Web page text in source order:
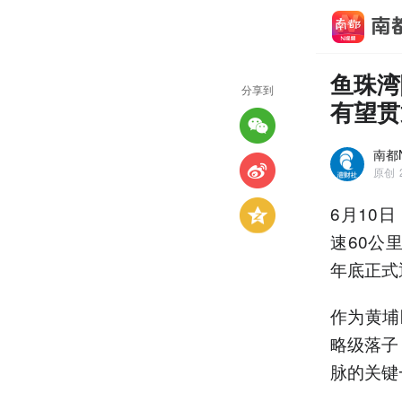
鱼珠
有望
南都
原创
6月10日
速60公
年底正
作为黄
略级落
脉的关
分享到